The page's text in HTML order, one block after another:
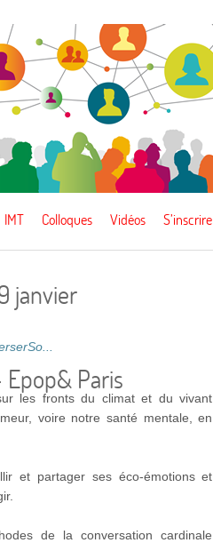
IMT Colloques Vidéos S’inscrire
janvier
Paris
les fronts du climat et du vivant
voire notre santé mentale, en
et partager ses éco-émotions et
de la conversation cardinale